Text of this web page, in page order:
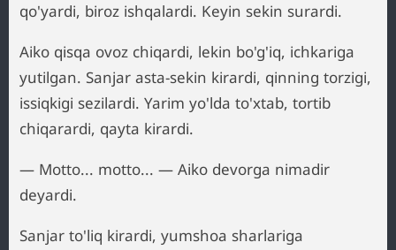
qo'yardi, biroz ishqalardi. Keyin sekin surardi.
Aiko qisqa ovoz chiqardi, lekin bo'g'iq, ichkariga
yutilgan. Sanjar asta-sekin kirardi, qinning torzigi,
issiqkigi sezilardi. Yarim yo'lda to'xtab, tortib
chiqarardi, qayta kirardi.
— Motto... motto... — Aiko devorga nimadir
deyardi.
Sanjar to'liq kirardi, yumshoa sharlariga